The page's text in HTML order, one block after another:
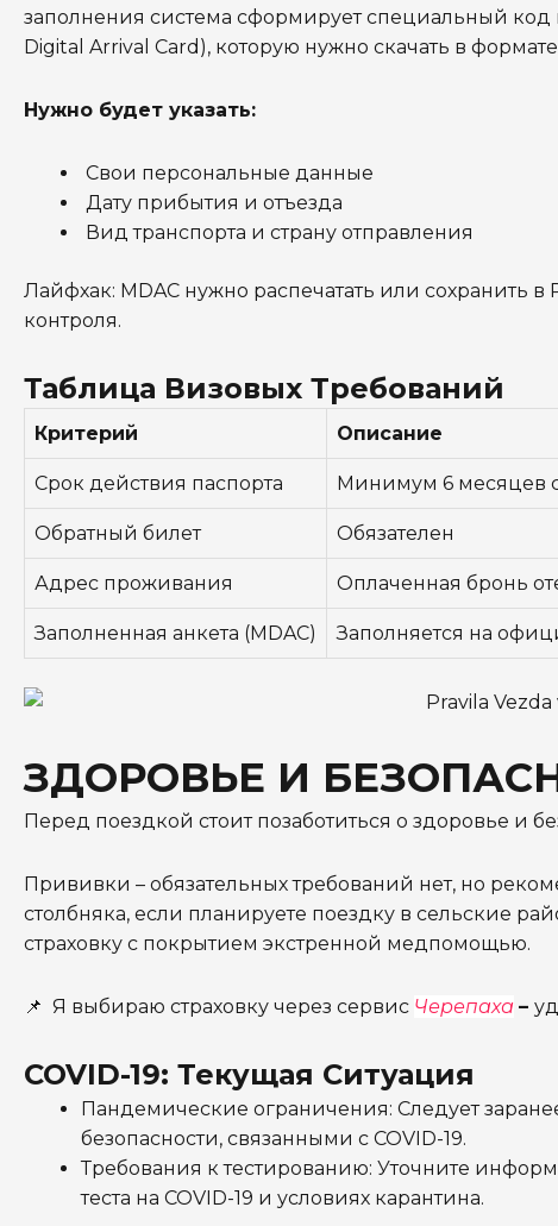
заполнения система сформирует специальный
Digital Arrival Card), которую нужно скачать в
Нужно будет указать:
Свои персональные данные
Дату прибытия и отъезда
Вид транспорта и страну отправления
Лайфхак: MDAC нужно распечатать или сохранить
контроля.
Таблица Визовых Требований
Критерий Описание
Срок действия паспорта Минимум 6 месяцев
Обратный билет Обязателен
Адрес проживания Оплаченная бронь
Заполненная анкета (MDAC) Заполняется на
ЗДОРОВЬЕ И
Перед поездкой стоит позаботиться о здоровье и
Прививки – обязательных требований нет, но
столбняка, если планируете поездку в сельские
страховку с покрытием экстренной медпомощью.
📌 Я выбираю страховку через сервис Черепаха –
COVID-19: Текущая Ситуация
Пандемические ограничения: Следует
безопасности, связанными с COVID-19.
Требования к тестированию: Уточните
теста на COVID-19 и условиях карантина.